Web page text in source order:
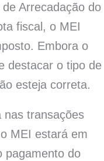
Arrecadação do
fiscal, o MEI
Embora o
destacar o tipo de
esteja correta.
nas transações
MEI estará em
pagamento do